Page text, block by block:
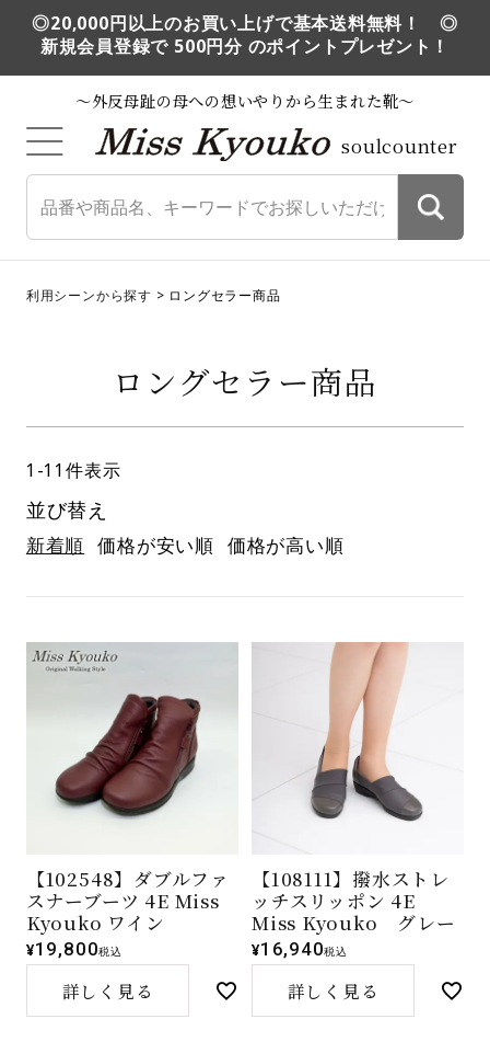
◎20,000円以上のお買い上げで基本送料無料！ ◎
新規会員登録で 500円分 のポイントプレゼント！
～外反母趾の母への想いやりから生まれた靴～
soulcounter
利用シーンから探す ロングセラー商品
ロングセラー商品
並び替え
新着順 価格が安い順 価格が高い順
1 -11件表示
【102548】ダブルファ
スナーブーツ 4E Miss
Kyouko ワイン
¥19,800税込
詳しく見る
【108111】撥水ストレ
ッチスリッポン 4E
Miss Kyouko グレー
¥16,940税込
詳しく見る